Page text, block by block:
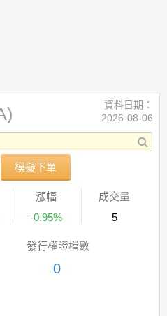
模擬下單
資料日期：
2026-08-06
漲幅
-0.95%
成交量
5
發行權證檔數
0